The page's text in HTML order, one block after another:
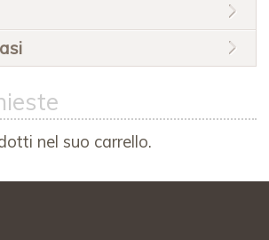
nel suo carrello.